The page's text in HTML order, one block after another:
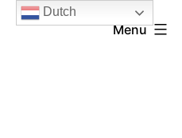
Menu
Dutch